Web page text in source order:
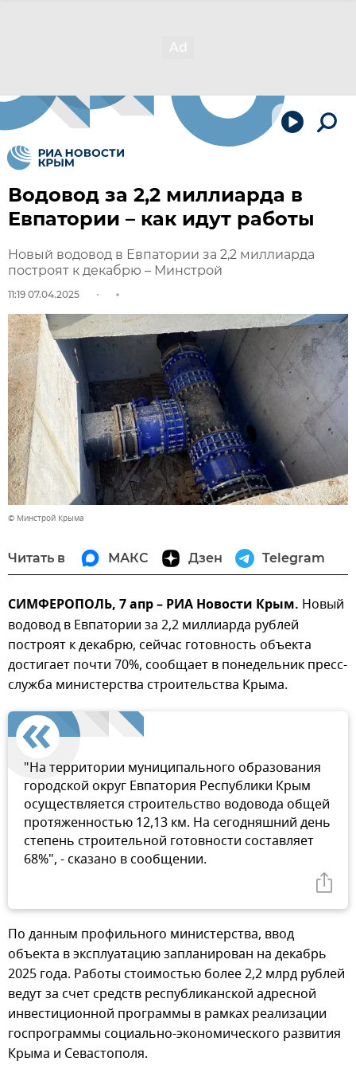
Водовод за 2,2 миллиарда в
Евпатории – как идут работы
Новый водовод в Евпатории за 2,2 миллиарда
построят к декабрю – Минстрой
11:19 07.04.2025
© Минстрой Крыма
Читать в МАКС Дзен Telegram
СИМФЕРОПОЛЬ, 7 апр – РИА Новости Крым. Новый
водовод в Евпатории за 2,2 миллиарда рублей
построят к декабрю, сейчас готовность объекта
достигает почти 70%, сообщает в понедельник пресс-
служба министерства строительства Крыма.
"На территории муниципального образования
городской округ Евпатория Республики Крым
осуществляется строительство водовода общей
протяженностью 12,13 км. На сегодняшний день
степень строительной готовности составляет
68%", - сказано в сообщении.
По данным профильного министерства, ввод
объекта в эксплуатацию запланирован на декабрь
2025 года. Работы стоимостью более 2,2 млрд рублей
ведут за счет средств республиканской адресной
инвестиционной программы в рамках реализации
госпрограммы социально-экономического развития
Крыма и Севастополя.